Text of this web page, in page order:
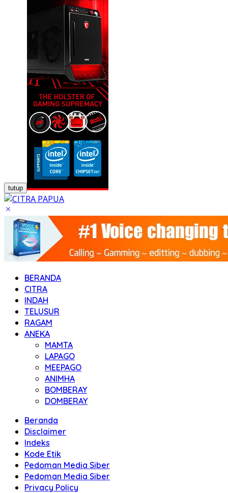
tutup
BERANDA
CITRA
INDAH
TELUSUR
RAGAM
ANEKA
MAMTA
LAPAGO
MEEPAGO
ANIMHA
BOMBERAY
DOMBERAY
Beranda
Disclaimer
Indeks
Kode Etik
Pedoman Media Siber
Pedoman Media Siber
Privacy Policy